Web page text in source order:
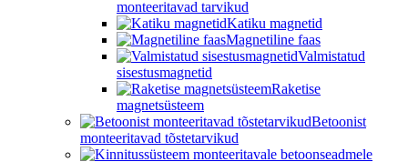
monteeritavad tarvikud
Katiku magnetid
Magnetiline faas
Valmistatud
sisestusmagnetid
Raketise
magnetsüsteem
Betoonist
monteeritavad tõstetarvikud